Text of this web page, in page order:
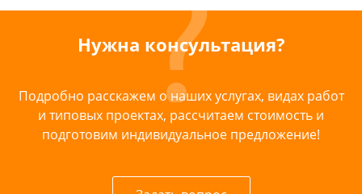
Нужна консультация?
Подробно расскажем о наших услугах, видах работ
и типовых проектах, рассчитаем стоимость и
подготовим индивидуальное предложение!